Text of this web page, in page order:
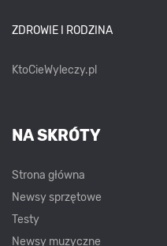
ZDROWIE I RODZINA
KtoCieWyleczy.pl
NA SKRÓTY
Strona główna
Newsy sprzętowe
Testy
Newsy muzyczne